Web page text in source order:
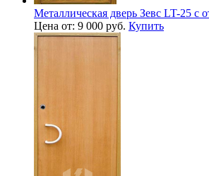
Металлическая дверь Зевс LT-25 с
Цена от: 9 000 руб. Купить